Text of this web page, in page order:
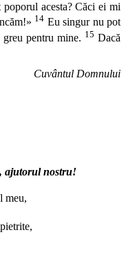
acesta? Căci ei mi
14 Eu singur nu pot
pentru mine. 15 Dacă
Cuvântul Domnului
ajutorul nostru!
meu,